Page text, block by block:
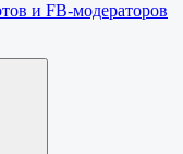
и FB-модераторов